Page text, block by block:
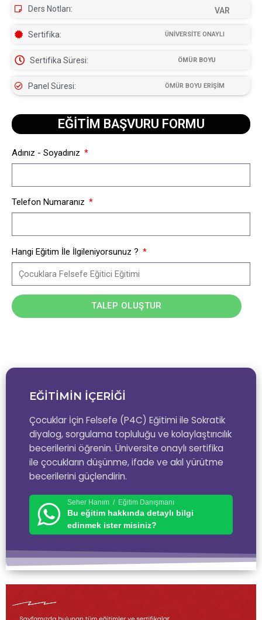
EĞİTİMİN İÇERİĞİ
Çocuklar İçin Felsefe (P4C) Eğitimi ile Sokratik
diyalog, sorgulama topluluğu ve kolaylaştırıcılık
becerilerini öğrenin. Üniversite onaylı sertifika
ile çocukların düşünme, ifade ve akıl yürütme
becerilerini güçlendirin.
Seher Hanım / Eğitim Danışmanı
Bu eğitim hakkında detaylı bilgi
edinmek ister misiniz?
Ders Notları: VAR
Sertifika: ÜNİVERSİTE ONAYLI
Sertifika Süresi: ÖMÜR BOYU
Panel Süresi: ÖMÜR BOYU ERİŞİM
EĞİTİM BAŞVURU FORMU​
Adınız - Soyadınız
Telefon Numaranız
Hangi Eğitim İle İlgileniyorsunuz ?
TALEP OLUŞTUR